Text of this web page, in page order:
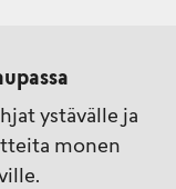
ystävälle ja
monen